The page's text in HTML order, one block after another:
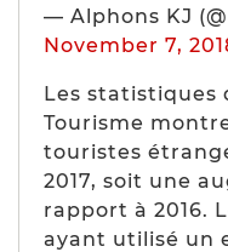
— Alphons KJ
November 7,
Les statistiques
Tourisme
touristes
2017, soit une
rapport à 2016.
ayant utilisé un